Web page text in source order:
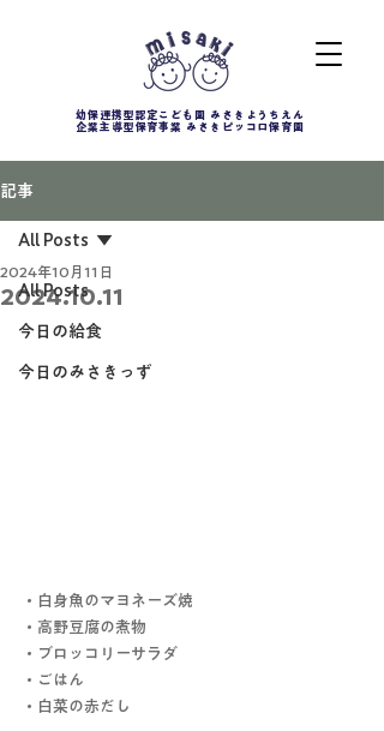
幼保連携型認定こども園 みさきようちえん
企業主導型保育事業 みさきピッコロ保育園
記事
All Posts
今日の給食
今日のみさきっず
All Posts
2024.10.11
2024年10月11日
・白身魚のマヨネーズ焼
・高野豆腐の煮物
・ブロッコリーサラダ
・ごはん
・白菜の赤だし